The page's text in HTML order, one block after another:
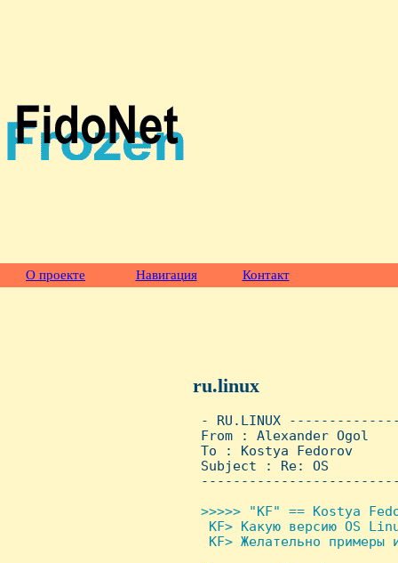
О проекте Навигация Контакт
ru.linux
- RU.LINUX
From : Alexander
To : Kostya Fedorov
Subject : Re: OS
>>>>> "KF" == Kostya
KF> Какую версию OS
KF> Желательно примеры